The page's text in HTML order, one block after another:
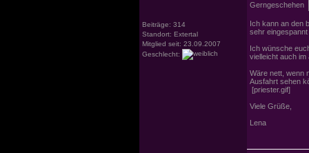
Beiträge: 314
Standort: Extertal
Mitglied seit: 23.09.2007
Geschlecht:
Gerngeschehen
Ich kann an den
sehr
Ich wünsche
vielleicht auch im
Wäre nett, wenn
Ausfahrt sehen
[priester.gif]
Viele Grüße,
Lena